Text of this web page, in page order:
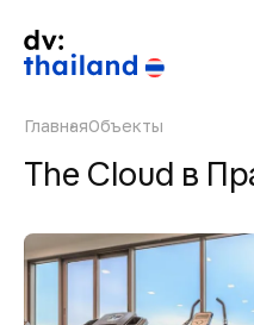
ГлавнаяОбъекты
The Cloud в